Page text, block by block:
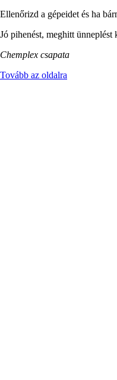
Ellenőrizd a gépeidet és ha
Jó pihenést, meghitt ünneplést
Chemplex csapata
Tovább az oldalra